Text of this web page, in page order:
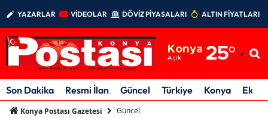
YAZARLAR VİDEOLAR DÖVİZ PİYASALARI ALTIN FİYATLARI
Konya
Açık 25°
Adıyaman
Afyonkarahisar
Son Dakika Resmi İlan Güncel Türkiye Konya
Konya Postası Gazetesi Güncel